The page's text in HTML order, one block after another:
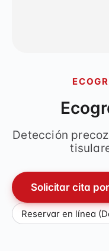
Detección
Solicitar cita
Reservar en línea